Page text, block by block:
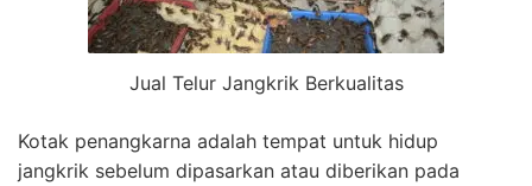
Jual Telur Jangkrik Berkualitas
Kotak penangkarna adalah tempat untuk hidup
jangkrik sebelum dipasarkan atau diberikan pada